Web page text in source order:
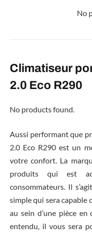
No
Climatiseur
2.0 Eco R290
No products found.
Aussi performant que
2.0 Eco R290 est un
votre confort. La
produits qui est
consommateurs. Il
simple qui sera capable
au sein d’une pièce
entendu, il vous sera